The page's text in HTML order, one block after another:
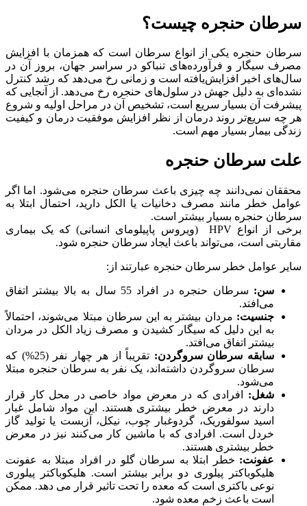
سرطان حنجره چیست؟
سرطان حنجره یکی از انواع سرطان است که همزمان با افزایش
مصرف سیگار و فرآورده‌های تنباکو در سراسر جهان، بروز آن در
سال‌های اخیر افزایش‌یافته است و زمانی رخ می‌دهد که رشد کنترل
نشده‌ای به دلیل جهش در سلول‌های حنجره رخ می‌دهد. از آنجایی که
پیشرفت آن بسیار سریع است، تشخیص آن در مراحل اولیه و شروع
هر چه سریع‌تر روند درمان از نظر افزایش موفقیت درمان و کیفیت
زندگی بیمار بسیار مهم است.
علت سرطان حنجره
محققان نمی‌دانند چه چیزی باعث سرطان حنجره می‌شود. اما اگر
عوامل خطر مانند مصرف دخانیات یا الکل دارید، احتمال ابتلا به
سرطان حنجره بسیار بیشتر است.
برخی از انواع HPV (ویروس پاپیلومای انسانی) که یک بیماری
مقاربتی است، می‌تواند باعث ایجاد سرطان حنجره شود.
سایر عوامل خطر سرطان حنجره عبارتند از:
سن:
سرطان حنجره در افراد 55 سال به بالا بیشتر اتفاق
می‌افتد.
جنسیت: مردان بیشتر به این سرطان مبتلا می‌شوند، احتمالاً
به این دلیل که سیگار کشیدن و مصرف زیاد الکل در مردان
بیشتر اتفاق می‌افتد.
سابقه سرطان سروگردن:
تقریباً از هر چهار نفر (25%) که
سرطان سروگردن داشته‌اند، یک نفر به سرطان حنجره مبتلا
می‌شود.
شغل: افرادی که در معرض مواد خاصی در محل کار قرار
دارند در معرض خطر بیشتری هستند. این مواد شامل غبار
اسید سولفوریک، گردوغبار چوب، نیکل، آزبست یا تولید گاز
خردل است. افرادی که با ماشین کار می‌کنند نیز در معرض
خطر بیشتری هستند.
عفونت: خطر ابتلا به سرطان گلو در افراد مبتلا به عفونت
هلیکوباکتر پیلوری دو برابر بیشتر است. هلیکوباکتر پیلوری
نوعی باکتری است که معده را تحت تاثیر قرار می دهد. ممکن
است باعث زخم معده شود.